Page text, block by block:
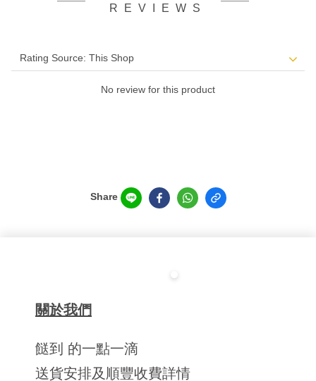
REVIEWS
No review for this product
Share
關於我們
餸到 的一點一滴
送貨安排及順豐收費詳情